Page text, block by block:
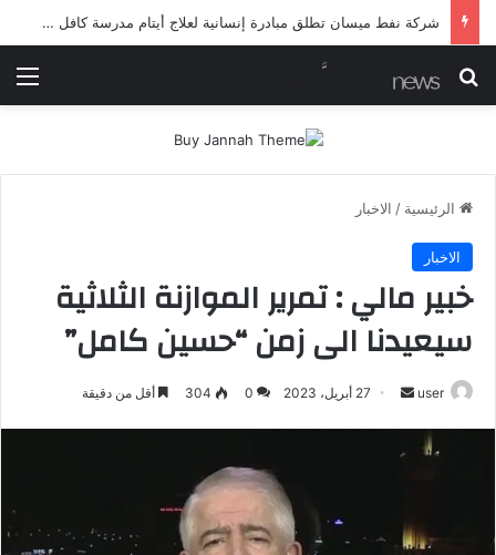
شرطة ميسان تلقي القبض على مطلقي العيارات النارية أثناء تشييع جنائزي في العمارة
بحث عن
الرئيسية / الاخبار
الاخبار
خبير مالي : تمرير الموازنة الثلاثية
سيعيدنا الى زمن “حسين كامل”
user
أرسل 27 أبريل، 2023 0
304 أقل من دقيقة